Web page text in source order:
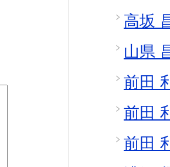
高坂
山県
前田
前田
前田